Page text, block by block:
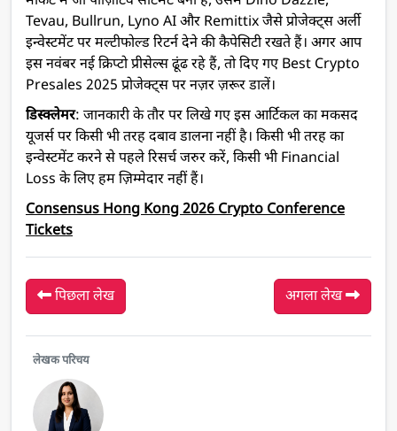
Tevau, Bullrun, Lyno AI और Remittix जैसे प्रोजेक्ट्स अर्ली
इन्वेस्टमेंट पर मल्टीफोल्ड रिटर्न देने की कैपेसिटी रखते हैं। अगर आप
इस नवंबर नई क्रिप्टो प्रीसेल्स ढूंढ रहे हैं, तो दिए गए Best Crypto
Presales 2025 प्रोजेक्ट्स पर नज़र ज़रूर डालें।
डिस्क्लेमर: जानकारी के तौर पर लिखे गए इस आर्टिकल का मकसद
यूजर्स पर किसी भी तरह दबाव डालना नहीं है। किसी भी तरह का
इन्वेस्टमेंट करने से पहले रिसर्च जरुर करें, किसी भी Financial
Loss के लिए हम ज़िम्मेदार नहीं हैं।
Consensus Hong Kong 2026 Crypto Conference
Tickets
पिछला लेख अगला लेख
लेखक परिचय